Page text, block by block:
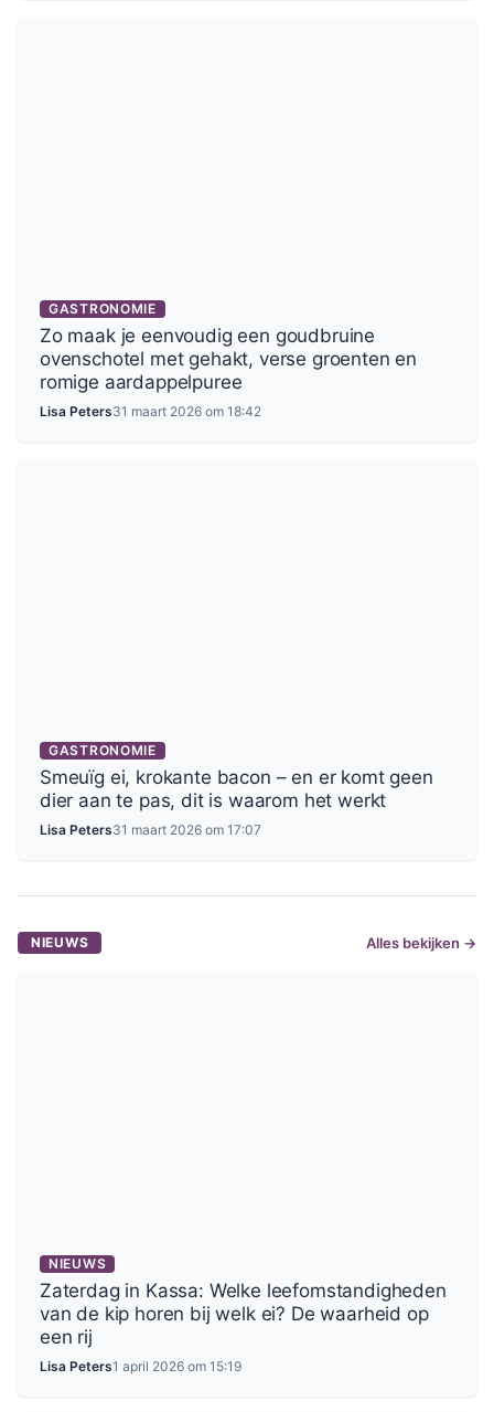
GASTRONOMIE
Zo maak je eenvoudig een goudbruine
ovenschotel met gehakt, verse groenten en
romige aardappelpuree
Lisa Peters31 maart 2026 om 18:42
GASTRONOMIE
Smeuïg ei, krokante bacon – en er komt geen
dier aan te pas, dit is waarom het werkt
Lisa Peters31 maart 2026 om 17:07
NIEUWS Alles bekijken →
NIEUWS
Zaterdag in Kassa: Welke leefomstandigheden
van de kip horen bij welk ei? De waarheid op
een rij
Lisa Peters1 april 2026 om 15:19